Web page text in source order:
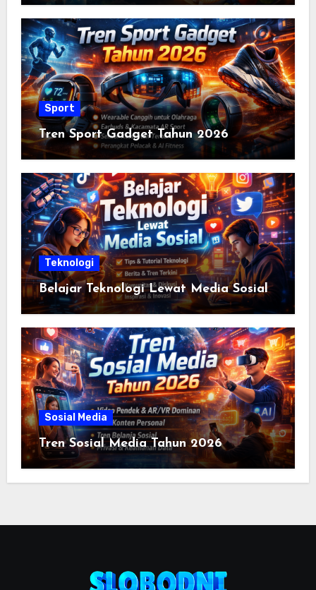
Sport
Tren Sport Gadget Tahun 2026
Teknologi
Belajar Teknologi Lewat Media Sosial
Sosial Media
Tren Sosial Media Tahun 2026